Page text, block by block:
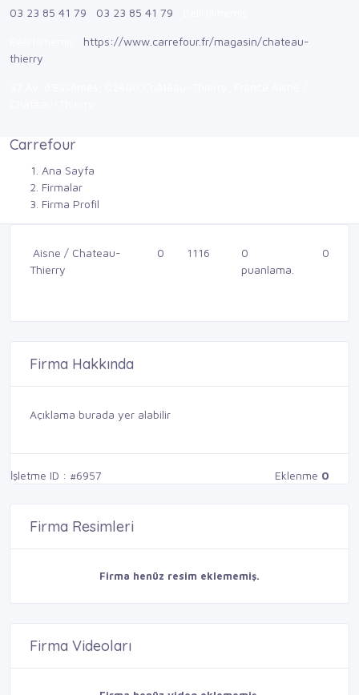
03 23 85 41 79 03 23 85 41 79
https://www.carrefour.fr/magasin/chateau-
thierry
Carrefour
Ana Sayfa
Firmalar
Firma Profil
Aisne / Chateau-
Thierry
0 1116
0
puanlama.
0
Firma Hakkında
Açıklama burada yer alabilir
İşletme ID : #6957 Eklenme 0
Firma Resimleri
Firma henüz resim eklememiş.
Firma Videoları